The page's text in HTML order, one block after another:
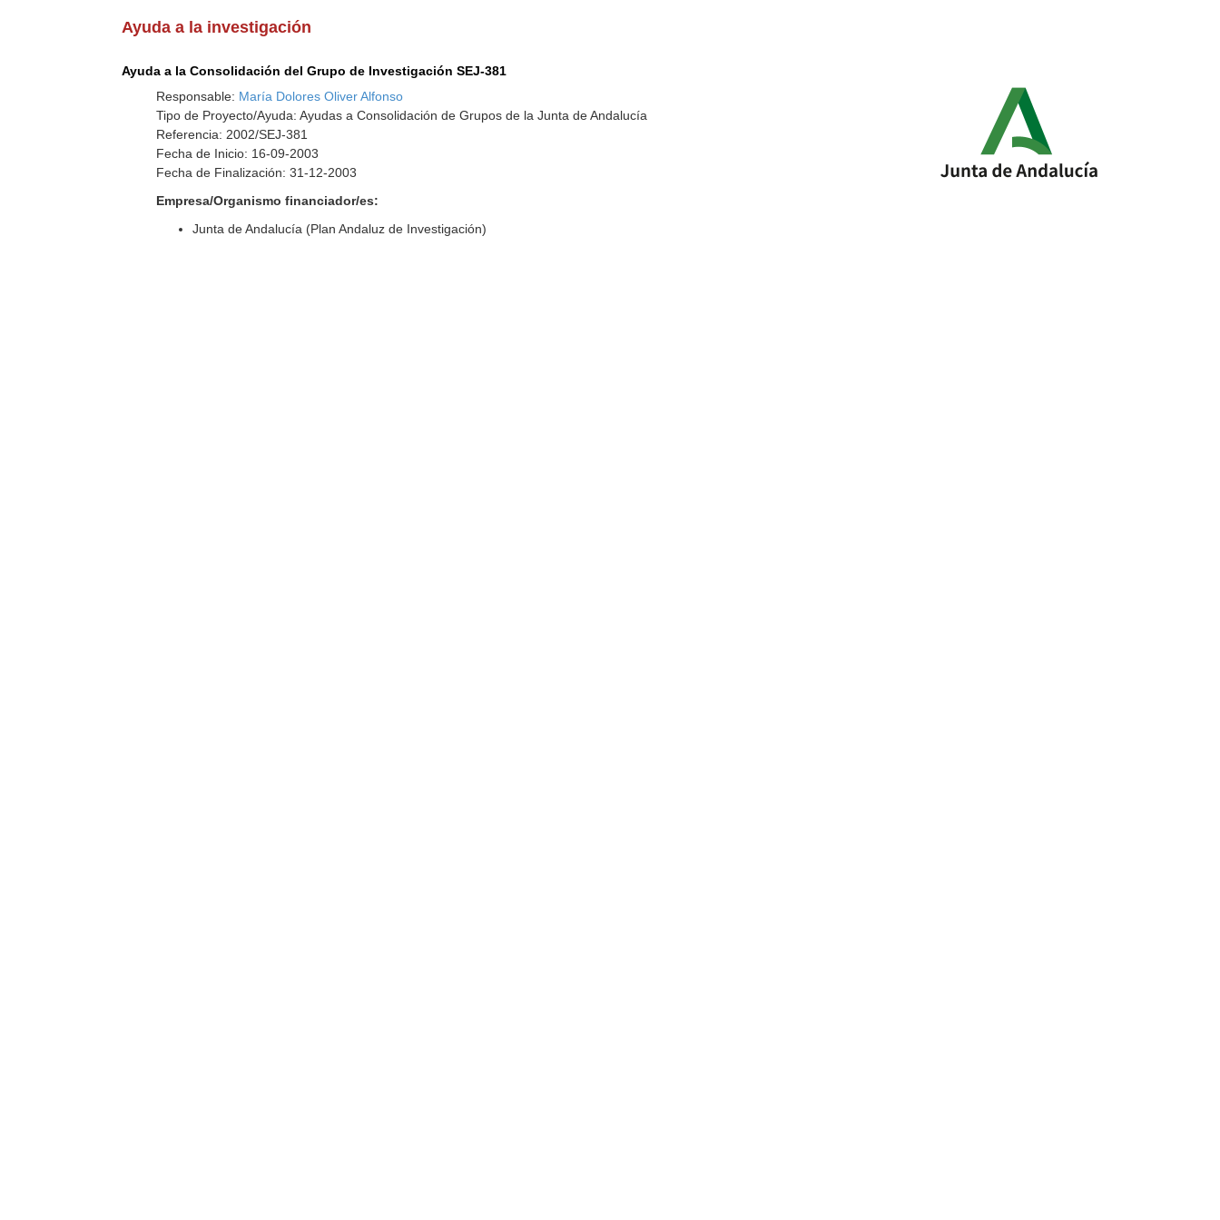
Ayuda a la investigación
Ayuda a la Consolidación del Grupo de Investigación SEJ-381
Responsable: María Dolores Oliver Alfonso
Tipo de Proyecto/Ayuda: Ayudas a Consolidación de Grupos de la Junta de Andalucía
Referencia: 2002/SEJ-381
Fecha de Inicio: 16-09-2003
Fecha de Finalización: 31-12-2003
Empresa/Organismo financiador/es:
Junta de Andalucía (Plan Andaluz de Investigación)